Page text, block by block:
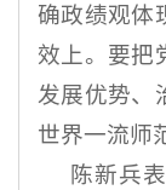
确政绩观体
效上。要把
发展优势、
世界一流师
陈新兵